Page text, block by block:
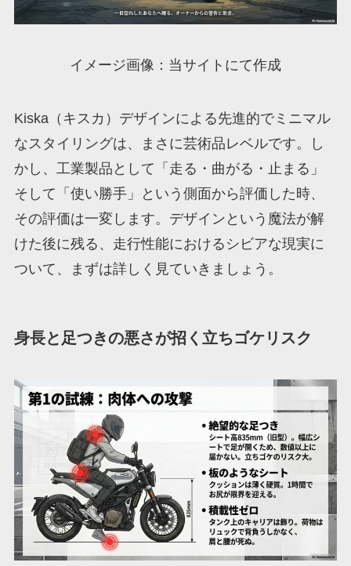
イメージ画像：当サイトにて作成
Kiska（キスカ）デザインによる先進的でミニマル
なスタイリングは、まさに芸術品レベルです。し
かし、工業製品として「走る・曲がる・止まる」
そして「使い勝手」という側面から評価した時、
その評価は一変します。デザインという魔法が解
けた後に残る、走行性能におけるシビアな現実に
ついて、まずは詳しく見ていきましょう。
身長と足つきの悪さが招く立ちゴケリスク